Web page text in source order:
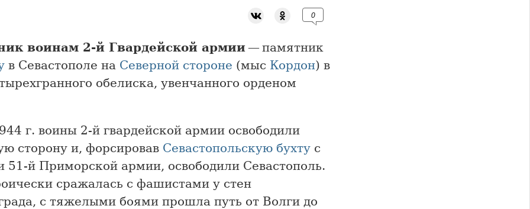
0
воинам 2-й Гвардейской армии— памятник
в Севастополе на Северной стороне (мыс Кордон) в
обелиска, увенчанного орденом
г. воины 2-й гвардейской армии освободили
сторону и, форсировав Севастопольскую бухту с
51-й Приморской армии, освободили Севастополь.
сражалась с фашистами у стен
с тяжелыми боями прошла путь от Волги до